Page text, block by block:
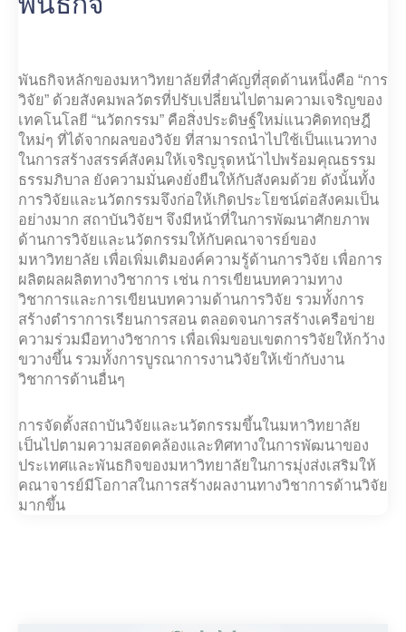
พันธกิจหลักของมหาวิทยาลัยที่สำคัญที่สุดด้านหนึ่งคือ “การ
วิจัย” ด้วยสังคมพลวัตรที่ปรับเปลี่ยนไปตามความเจริญของ
เทคโนโลยี “นวัตกรรม” คือสิ่งประดิษฐ์ใหม่แนวคิดทฤษฎี
ใหม่ๆ ที่ได้จากผลของวิจัย ที่สามารถนำไปใช้เป็นแนวทาง
ในการสร้างสรรค์สังคมให้เจริญรุดหน้าไปพร้อมคุณธรรม
ธรรมภิบาล ยังความมั่นคงยั่งยืนให้กับสังคมด้วย ดังนั้นทั้ง
การวิจัยและนวัตกรรมจึงก่อให้เกิดประโยชน์ต่อสังคมเป็น
อย่างมาก สถาบันวิจัยฯ จึงมีหน้าที่ในการพัฒนาศักยภาพ
ด้านการวิจัยและนวัตกรรมให้กับคณาจารย์ของ
มหาวิทยาลัย เพื่อเพิ่มเติมองค์ความรู้ด้านการวิจัย เพื่อการ
ผลิตผลผลิตทางวิชาการ เช่น การเขียนบทความทาง
วิชาการและการเขียนบทความด้านการวิจัย รวมทั้งการ
สร้างตำราการเรียนการสอน ตลอดจนการสร้างเครือข่าย
ความร่วมมือทางวิชาการ เพื่อเพิ่มขอบเขตการวิจัยให้กว้าง
ขวางขึ้น รวมทั้งการบูรณาการงานวิจัยให้เข้ากับงาน
วิชาการด้านอื่นๆ
การจัดตั้งสถาบันวิจัยและนวัตกรรมขึ้นในมหาวิทยาลัย
เป็นไปตามความสอดคล้องและทิศทางในการพัฒนาของ
ประเทศและพันธกิจของมหาวิทยาลัยในการมุ่งส่งเสริมให้
คณาจารย์มีโอกาสในการสร้างผลงานทางวิชาการด้านวิจัย
มากขึ้น